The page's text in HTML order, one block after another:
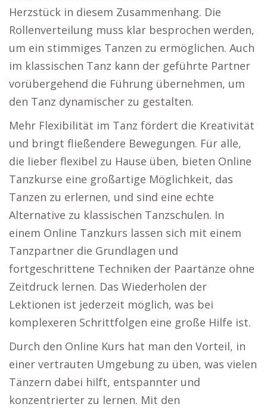
Herzstück in diesem Zusammenhang. Die
Rollenverteilung muss klar besprochen werden,
um ein stimmiges Tanzen zu ermöglichen. Auch
im klassischen Tanz kann der geführte Partner
vorübergehend die Führung übernehmen, um
den Tanz dynamischer zu gestalten.
Mehr Flexibilität im Tanz fördert die Kreativität
und bringt fließendere Bewegungen. Für alle,
die lieber flexibel zu Hause üben, bieten Online
Tanzkurse eine großartige Möglichkeit, das
Tanzen zu erlernen, und sind eine echte
Alternative zu klassischen Tanzschulen. In
einem Online Tanzkurs lassen sich mit einem
Tanzpartner die Grundlagen und
fortgeschrittene Techniken der Paartänze ohne
Zeitdruck lernen. Das Wiederholen der
Lektionen ist jederzeit möglich, was bei
komplexeren Schrittfolgen eine große Hilfe ist.
Durch den Online Kurs hat man den Vorteil, in
einer vertrauten Umgebung zu üben, was vielen
Tänzern dabei hilft, entspannter und
konzentrierter zu lernen. Mit den